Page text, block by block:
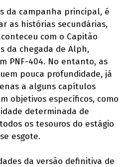
da campanha principal, é
as histórias secundárias,
com o Capitão
da chegada de Alph,
PNF-404. No entanto, as
pouca profundidade, já
a alguns capítulos
objetivos específicos, como
determinada de
os tesouros do estágio
esgote.
da versão definitiva de